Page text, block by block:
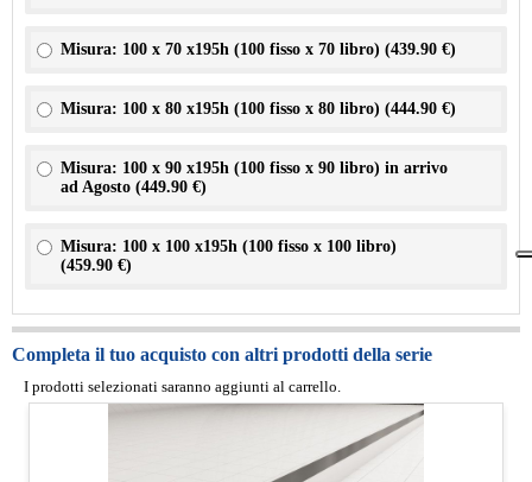
Misura: 100 x 70 x195h (100 fisso x 70 libro) (439.90 €)
Misura: 100 x 80 x195h (100 fisso x 80 libro) (444.90 €)
Misura: 100 x 90 x195h (100 fisso x 90 libro) in arrivo
ad Agosto (449.90 €)
Misura: 100 x 100 x195h (100 fisso x 100 libro)
(459.90 €)
Completa il tuo acquisto con altri prodotti della serie
I prodotti selezionati saranno aggiunti al carrello.